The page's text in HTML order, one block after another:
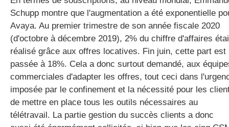
Schupp montre que l'augmentation a été exponentielle
Avaya. Au premier trimestre de son année fiscale 2020
(d'octobre à décembre 2019), 2% du chiffre d'affaires
réalisé grâce aux offres locatives. Fin juin, cette part est
passée à 18%. Cela a donc surtout demandé, aux
commerciales d'adapter les offres, tout ceci dans
imposée par le confinement et la nécessité pour les
de mettre en place tous les outils nécessaires au
télétravail. La partie gestion du succès clients a donc